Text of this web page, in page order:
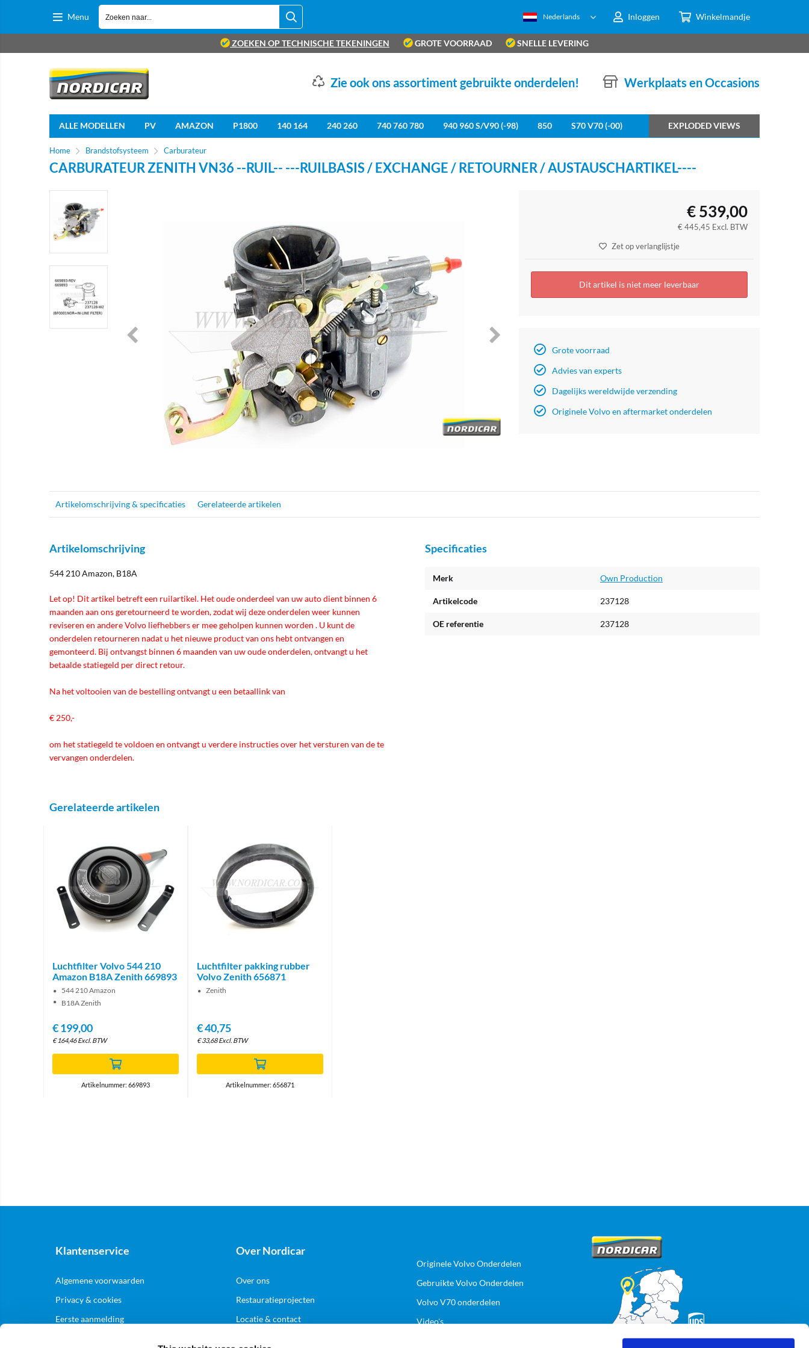
Menu Inloggen Winkelmandje
Nederlands
ZOEKEN OP TECHNISCHE TEKENINGEN GROTE VOORRAAD SNELLE LEVERING
Werkplaats en Occasions
Zie ook ons assortiment gebruikte onderdelen!
ALLE MODELLEN PV AMAZON P1800 140 164 240 260 740 760 780 940 960 S/V90 (-98) 850 S70 V70 (-00) EXPLODED VIEWS
Home Brandstofsysteem Carburateur
CARBURATEUR ZENITH VN36 --RUIL-- ---RUILBASIS / EXCHANGE / RETOURNER / AUSTAUSCHARTIKEL----
Brand
€539,00
€445,45 Excl. BTW
Zet op verlanglijstje
Dit artikel is niet meer leverbaar
Grote voorraad
Advies van experts
Dagelijks wereldwijde verzending
Originele Volvo en aftermarket onderdelen
Artikelomschrijving & specificaties Gerelateerde artikelen
Artikelomschrijving
544 210 Amazon, B18A
Let op! Dit artikel betreft een ruilartikel. Het oude onderdeel van uw auto dient binnen 6
maanden aan ons geretourneerd te worden, zodat wij deze onderdelen weer kunnen
reviseren en andere Volvo liefhebbers er mee geholpen kunnen worden . U kunt de
onderdelen retourneren nadat u het nieuwe product van ons hebt ontvangen en
gemonteerd. Bij ontvangst binnen 6 maanden van uw oude onderdelen, ontvangt u het
betaalde statiegeld per direct retour.
Na het voltooien van de bestelling ontvangt u een betaallink van
€ 250,-
om het statiegeld te voldoen en ontvangt u verdere instructies over het versturen van de te
vervangen onderdelen.
Specificaties
Merk Own Production
Artikelcode 237128
OE referentie 237128
Gerelateerde artikelen
Luchtfilter Volvo 544 210
Amazon B18A Zenith 669893
544 210 Amazon
B18A Zenith
€199,00
€164,46 Excl. BTW
Artikelnummer: 669893
Luchtfilter pakking rubber
Volvo Zenith 656871
Zenith
€40,75
€33,68 Excl. BTW
Artikelnummer: 656871
Klantenservice
Algemene voorwaarden
Privacy & cookies
Eerste aanmelding
Over Nordicar
Over ons
Restauratieprojecten
Locatie & contact
Originele Volvo Onderdelen
Gebruikte Volvo Onderdelen
Volvo V70 onderdelen
Video's